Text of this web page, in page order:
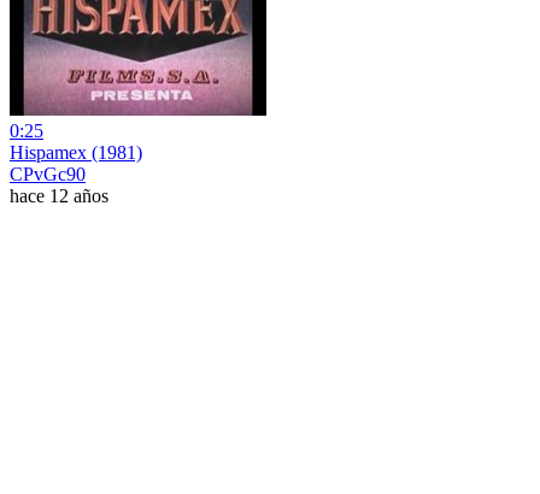
0:25
Hispamex (1981)
CPvGc90
hace 12 años